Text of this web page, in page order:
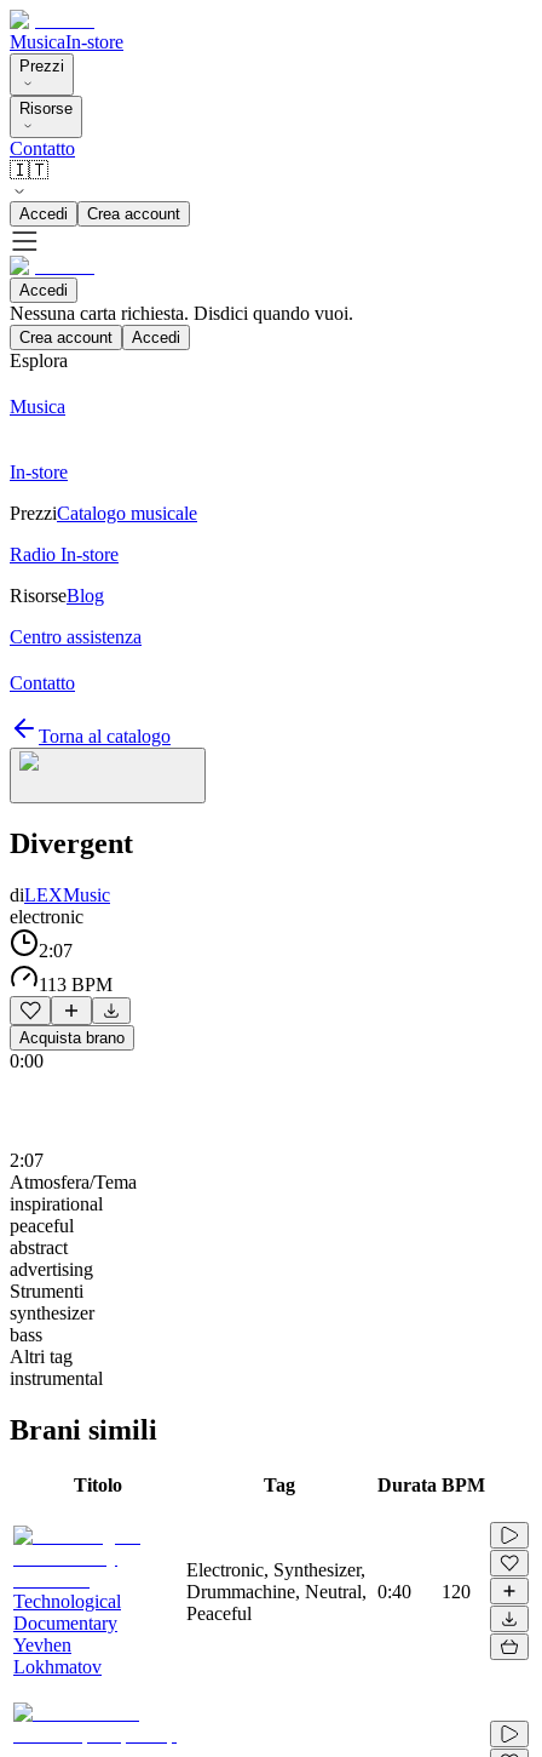
MusicaIn-store
Prezzi
Risorse
Contatto
🇮🇹
Accedi Crea account
Accedi
Nessuna carta richiesta. Disdici quando vuoi.
Crea account Accedi
Esplora
Musica
In-store
PrezziCatalogo musicale
Radio In-store
RisorseBlog
Centro assistenza
Contatto
Torna al catalogo
Divergent
diLEXMusic
electronic
2:07
113 BPM
Acquista brano
0:00
2:07
Atmosfera/Tema
inspirational
peaceful
abstract
advertising
Strumenti
synthesizer
bass
Altri tag
instrumental
Brani simili
Titolo Tag Durata BPM
Technological
Documentary
Yevhen
Lokhmatov
Electronic, Synthesizer,
Drummachine, Neutral,
Peaceful
0:40 120